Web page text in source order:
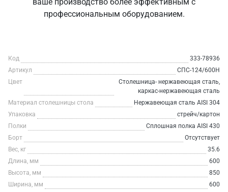
профессиональным оборудованием.
Код
333-78936
Артикул
СПС-124/600Н
Цвет
Столешница- нержавеющая сталь,
каркас-нержавеющая сталь
Материал столешницы стола
Нержавеющая сталь AISI 304
Упаковка
стрейч/картон
Полки
Сплошная полка AISI 430
Борт
Отсутствует
Вес, кг
35.6
Длина, мм
600
Высота, мм
850
Ширина, мм
600